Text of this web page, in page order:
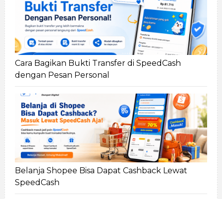
Cara Bagikan Bukti Transfer di SpeedCash
dengan Pesan Personal
Belanja Shopee Bisa Dapat Cashback Lewat
SpeedCash